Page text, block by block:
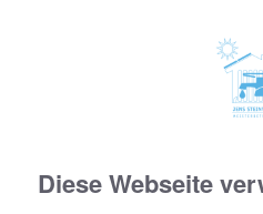
Diese Webseite